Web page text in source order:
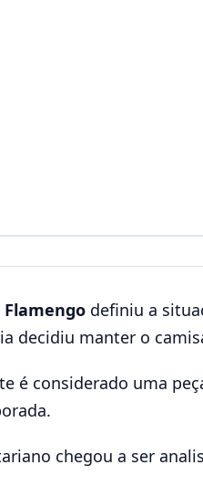
Flamengo definiu a
decidiu manter o
é considerado uma
chegou a ser